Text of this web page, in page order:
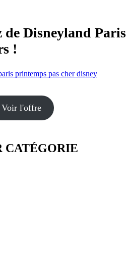
de Disneyland Paris
!
Voir l'offre
CATÉGORIE